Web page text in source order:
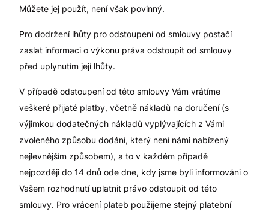
Můžete jej použít, není však povinný.
Pro dodržení lhůty pro odstoupení od smlouvy postačí
zaslat informaci o výkonu práva odstoupit od smlouvy
před uplynutím její lhůty.
V případě odstoupení od této smlouvy Vám vrátíme
veškeré přijaté platby, včetně nákladů na doručení (s
výjimkou dodatečných nákladů vyplývajících z Vámi
zvoleného způsobu dodání, který není námi nabízený
nejlevnějším způsobem), a to v každém případě
nejpozději do 14 dnů ode dne, kdy jsme byli informováni o
Vašem rozhodnutí uplatnit právo odstoupit od této
smlouvy. Pro vrácení plateb použijeme stejný platební